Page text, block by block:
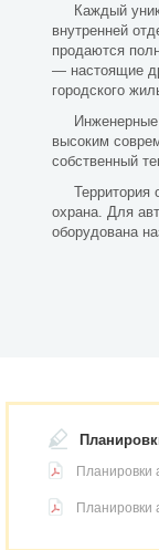
Каждый
внутренней
продаются
— настоящие
городского
высоким
собственный
Территория
охрана. Для
оборудована
Планировки
Планировки